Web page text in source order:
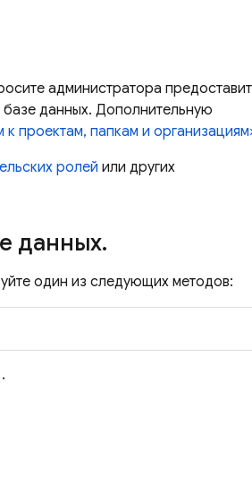
администратора
базе данных. Дополнительную
проектам, папкам и
ролей или других
данных.
один из следующих методов:
.